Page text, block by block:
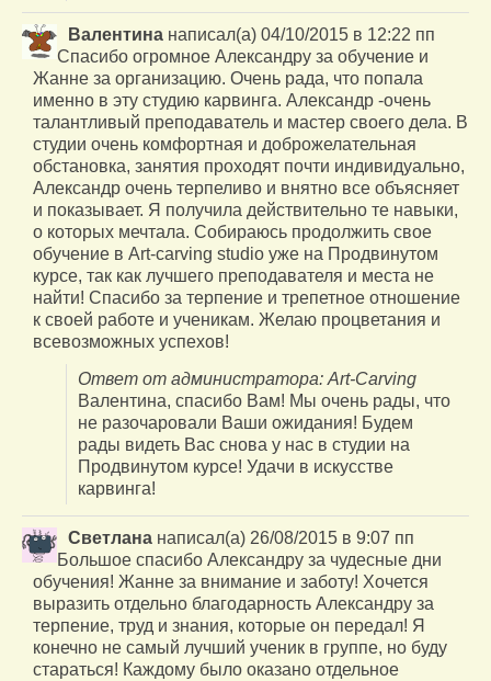
Валентина написал(а) 04/10/2015 в 12:22 пп
Спасибо огромное Александру за обучение и
Жанне за организацию. Очень рада, что попала
именно в эту студию карвинга. Александр -очень
талантливый преподаватель и мастер своего дела. В
студии очень комфортная и доброжелательная
обстановка, занятия проходят почти индивидуально,
Александр очень терпеливо и внятно все объясняет
и показывает. Я получила действительно те навыки,
о которых мечтала. Собираюсь продолжить свое
обучение в Art-carving studio уже на Продвинутом
курсе, так как лучшего преподавателя и места не
найти! Спасибо за терпение и трепетное отношение
к своей работе и ученикам. Желаю процветания и
всевозможных успехов!
Ответ от администратора: Art-Carving
Валентина, спасибо Вам! Мы очень рады, что
не разочаровали Ваши ожидания! Будем
рады видеть Вас снова у нас в студии на
Продвинутом курсе! Удачи в искусстве
карвинга!
Светлана написал(а) 26/08/2015 в 9:07 пп
Большое спасибо Александру за чудесные дни
обучения! Жанне за внимание и заботу! Хочется
выразить отдельно благодарность Александру за
терпение, труд и знания, которые он передал! Я
конечно не самый лучший ученик в группе, но буду
стараться! Каждому было оказано отдельное